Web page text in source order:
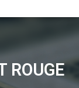
ROUGE